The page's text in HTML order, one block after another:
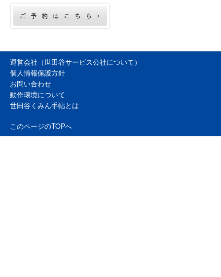
運営会社（世田谷サービス公社について）
個人情報保護方針
お問い合わせ
動作環境について
世田谷くみん手帖とは
このページのTOPへ